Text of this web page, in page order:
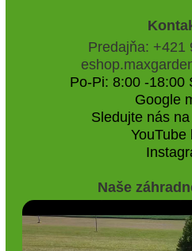
Predajňa: +421
Po-Pi: 8:00 -18:00
Google
Sledujte nás
YouTube
Naše